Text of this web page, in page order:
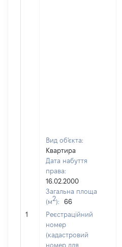
1
Вид об'єкта:
Квартира
Дата набуття
права:
16.02.2000
Загальна площа
(м2):
66
Реєстраційний
номер
(кадастровий
номер для